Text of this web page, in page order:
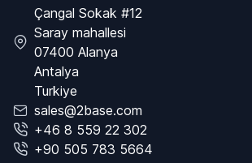
Çangal Sokak #12
Saray mahallesi
07400 Alanya
Antalya
Turkiye
sales@2base.com
+46 8 559 22 302
+90 505 783 5664